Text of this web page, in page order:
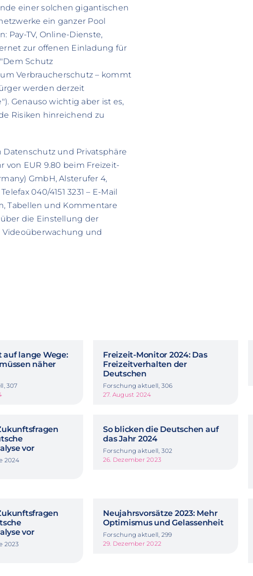
einer solchen gigantischen
ein ganzer Pool
Pay-TV, Online-Dienste,
zur offenen Einladung für
Schutz
Verbraucherschutz – kommt
werden derzeit
Genauso wichtig aber ist es,
Risiken hinreichend zu
und Privatsphäre
EUR 9.80 beim Freizeit-
GmbH, Alsterufer 4,
040/4151 3231 – E-Mail
Tabellen und Kommentare
die Einstellung der
Videoüberwachung und
auf lange Wege:
näher
307
Freizeit-Monitor 2024: Das
Freizeitverhalten der
Deutschen
Forschung aktuell, 306
27. August 2024
vor
2024
So blicken die Deutschen auf
das Jahr 2024
Forschung aktuell, 302
26. Dezember 2023
vor
2023
Neujahrsvorsätze 2023: Mehr
Optimismus und Gelassenheit
Forschung aktuell, 299
29. Dezember 2022